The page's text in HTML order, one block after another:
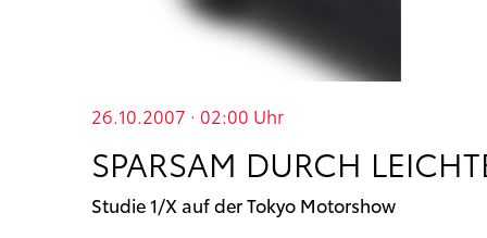
26.10.2007 · 02:00 Uhr
SPARSAM DURCH
Studie 1/X auf der Tokyo Motorshow